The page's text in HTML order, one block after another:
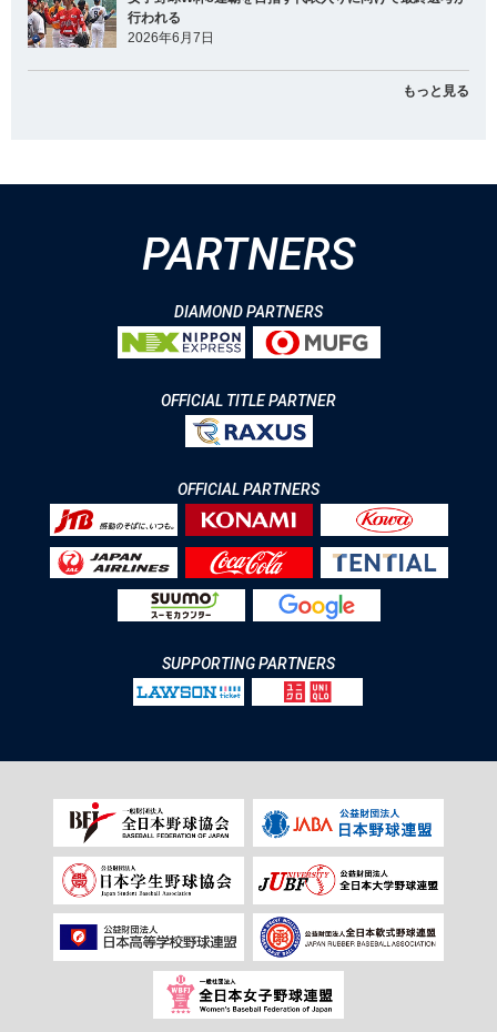
行われる
2026年6月7日
もっと見る
PARTNERS
DIAMOND PARTNERS
OFFICIAL TITLE PARTNER
OFFICIAL PARTNERS
SUPPORTING PARTNERS